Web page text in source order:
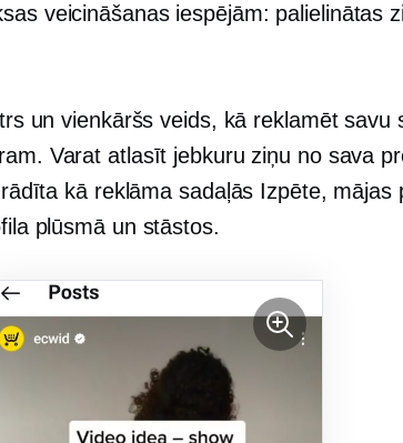
veicināšanas iespējām: palielinātas
un vienkāršs veids, kā reklamēt savu
Varat atlasīt jebkuru ziņu no sava
kā reklāma sadaļās Izpēte, mājas
plūsmā un stāstos.